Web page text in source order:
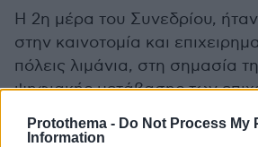
Protothema - Do Not Process My
Information
Η 2η μέρα του Συνεδρίου,
στην καινοτομία και
πόλεις λιμάνια, στη σημασία
ψηφιακής μετάβασης των
αυτές, στην αναγκαιότητα
τη γαλάζια καινοτομία και της